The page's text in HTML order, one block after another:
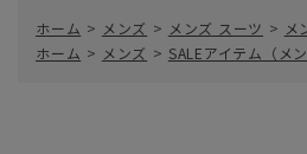
ホーム > メンズ > メンズ スーツ > メ
ホーム > メンズ > SALEアイテム（メン